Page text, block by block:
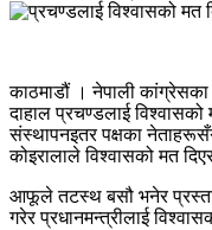
काठमाडौं । नेपाली
दाहाल प्रचण्डलाई
संस्थापनइतर पक्षका
कोइरालाले विश्वासको मत
आफूले तटस्थ बसौ भनेर
गरेर प्रधानमन्त्रीलाई